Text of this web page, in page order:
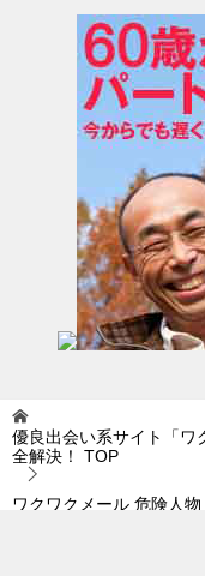
優良出会い系サイト「ワ
全解決！
TOP
ワクワクメール 危険人物